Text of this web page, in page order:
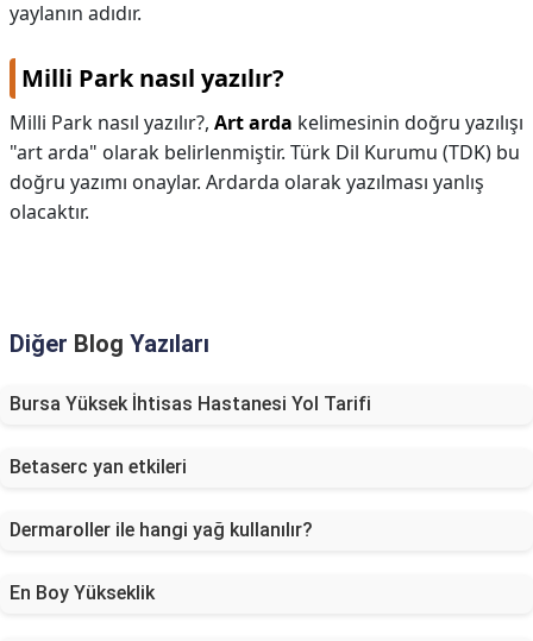
yaylanın adıdır.
Milli Park nasıl yazılır?
Milli Park nasıl yazılır?, Art arda kelimesinin doğru yazılışı
"art arda" olarak belirlenmiştir. Türk Dil Kurumu (TDK) bu
doğru yazımı onaylar. Ardarda olarak yazılması yanlış
olacaktır.
Diğer Blog Yazıları
Bursa Yüksek İhtisas Hastanesi Yol Tarifi
Betaserc yan etkileri
Dermaroller ile hangi yağ kullanılır?
En Boy Yükseklik